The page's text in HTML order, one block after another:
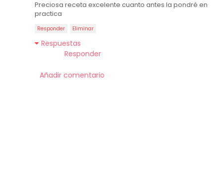
Preciosa receta excelente cuanto antes la pondré en
practica
Responder Eliminar
Respuestas
Responder
Añadir comentario